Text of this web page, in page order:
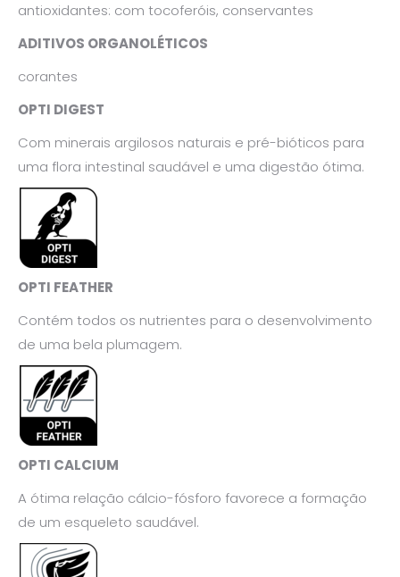
antioxidantes: com tocoferóis, conservantes
ADITIVOS ORGANOLÉTICOS
corantes
OPTI DIGEST
Com minerais argilosos naturais e pré-bióticos para
uma flora intestinal saudável e uma digestão ótima.
OPTI FEATHER
Contém todos os nutrientes para o desenvolvimento
de uma bela plumagem.
OPTI CALCIUM
A ótima relação cálcio-fósforo favorece a formação
de um esqueleto saudável.